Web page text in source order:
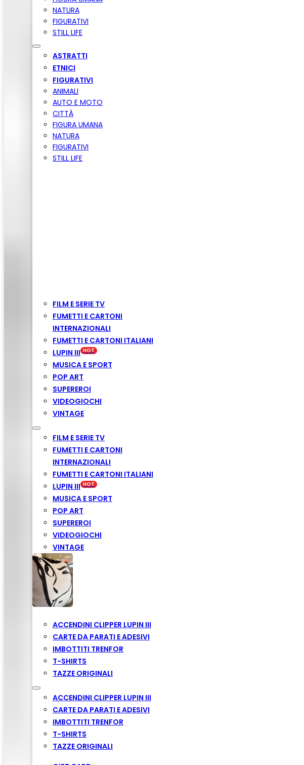
NATURA
FIGURATIVI
STILL LIFE
ASTRATTI
ETNICI
FIGURATIVI
ANIMALI
AUTO E MOTO
CITTÀ
FIGURA UMANA
NATURA
FIGURATIVI
STILL LIFE
FILM E SERIE TV
FUMETTI E CARTONI
INTERNAZIONALI
FUMETTI E CARTONI ITALIANI
LUPIN III
MUSICA E SPORT
POP ART
SUPEREROI
VIDEOGIOCHI
VINTAGE
FILM E SERIE TV
FUMETTI E CARTONI
INTERNAZIONALI
FUMETTI E CARTONI ITALIANI
LUPIN III
MUSICA E SPORT
POP ART
SUPEREROI
VIDEOGIOCHI
VINTAGE
ACCENDINI CLIPPER LUPIN III
CARTE DA PARATI E ADESIVI
IMBOTTITI TRENFOR
T-SHIRTS
TAZZE ORIGINALI
ACCENDINI CLIPPER LUPIN III
CARTE DA PARATI E ADESIVI
IMBOTTITI TRENFOR
T-SHIRTS
TAZZE ORIGINALI